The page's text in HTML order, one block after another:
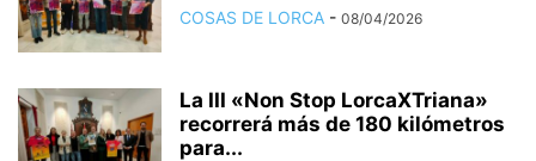
COSAS DE LORCA - 08/04/2026
La III «Non Stop LorcaXTriana»
recorrerá más de 180 kilómetros
para...